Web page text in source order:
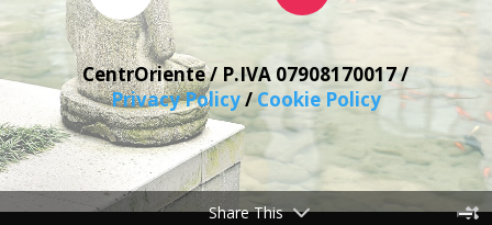
CentrOriente / P.IVA 07908170017 /
Privacy Policy/Cookie Policy
Share This